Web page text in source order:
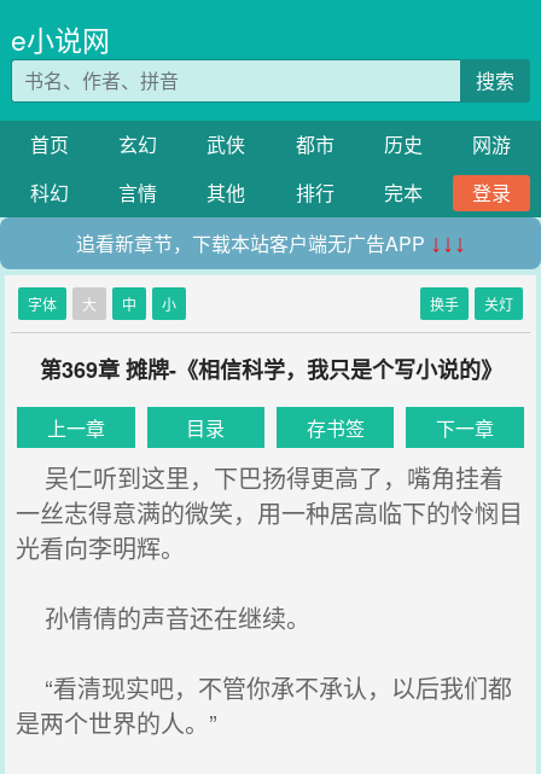
e小说网
搜索
首页 玄幻 武侠 都市 历史
网游
科幻
言情 其他 排行 完本
登录
追看新章节，下载本站客户端无广告APP ↓↓↓
字体 大 中 小 换手 关灯
第369章 摊牌-《相信科学，我只是个写小说的》
上一章 目录 存书签 下一章
吴仁听到这里，下巴扬得更高了，嘴角挂着
一丝志得意满的微笑，用一种居高临下的怜悯目
光看向李明辉。
孙倩倩的声音还在继续。
“看清现实吧，不管你承不承认，以后我们都
是两个世界的人。”